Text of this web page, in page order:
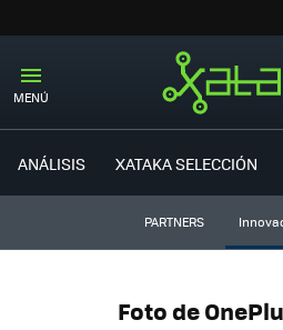
MENÚ
ANÁLISIS XATAKA SELECCIÓN
PARTNERS
Foto de